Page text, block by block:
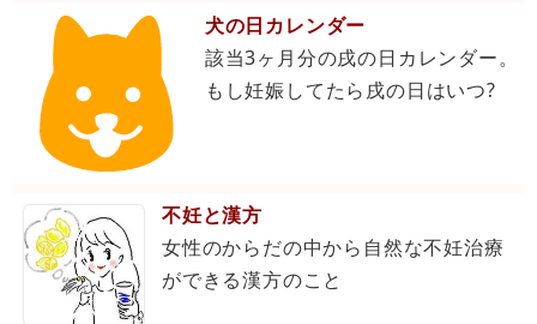
犬の日カレンダー
該当3ヶ月分の戌の日カレンダー。
もし妊娠してたら戌の日はいつ?
不妊と漢方
女性のからだの中から自然な不妊治療
ができる漢方のこと